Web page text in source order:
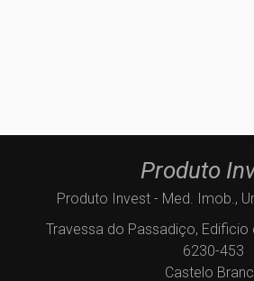
Produto
Produto Invest - Med. Imob.,
Travessa do Passadiço, Edificio
6230-453
Castelo